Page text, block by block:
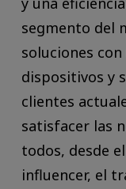
segmento del
soluciones
dispositivos y
clientes
satisfacer las
todos, desde
influencer, el